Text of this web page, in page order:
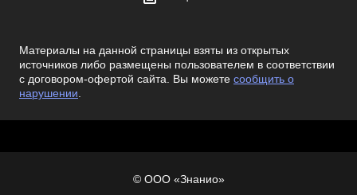
Материалы на данной страницы взяты из открытых
источников либо размещены пользователем в соответствии
с договором-офертой сайта. Вы можете сообщить о
нарушении.
© ООО «Знанио»